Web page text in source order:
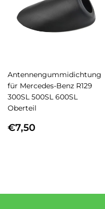
Antennengummidichtung
für Mercedes-Benz R129
300SL 500SL 600SL
Oberteil
NORMALER
€7,50